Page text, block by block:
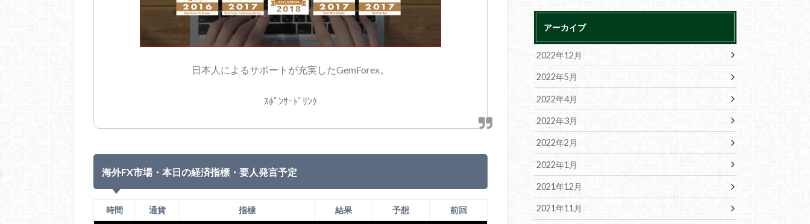
日本人によるサポートが充実したGemForex。
ｽﾎﾟﾝｻｰﾄﾞﾘﾝｸ
海外FX市場・本日の経済指標・要人発言予定
時間 通貨 指標 結果 予想 前回
アーカイブ
2022年12月
2022年5月
2022年4月
2022年3月
2022年2月
2022年1月
2021年12月
2021年11月